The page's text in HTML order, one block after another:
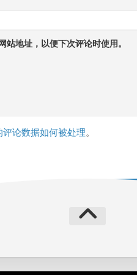
地址，以便下次评论时使用。
评论数据如何被处理。